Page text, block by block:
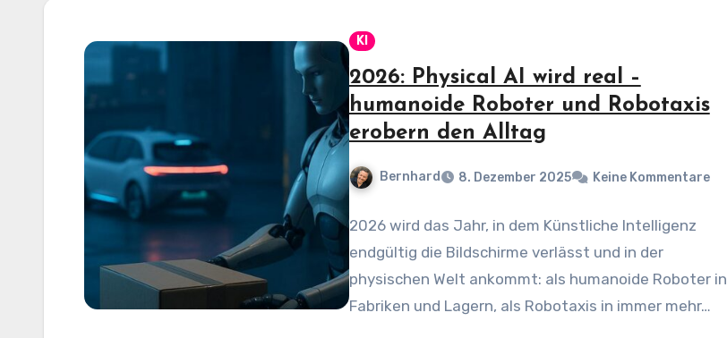
KI
2026: Physical AI wird real –
humanoide Roboter und Robotaxis
erobern den Alltag
Bernhard 8. Dezember 2025 Keine Kommentare
2026 wird das Jahr, in dem Künstliche Intelligenz
endgültig die Bildschirme verlässt und in der
physischen Welt ankommt: als humanoide Roboter in
Fabriken und Lagern, als Robotaxis in immer mehr…